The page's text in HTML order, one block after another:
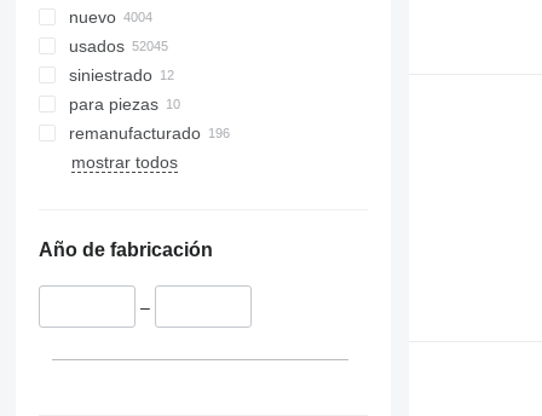
nuevo
usados
siniestrado
para piezas
remanufacturado
mostrar todos
Año de fabricación
–